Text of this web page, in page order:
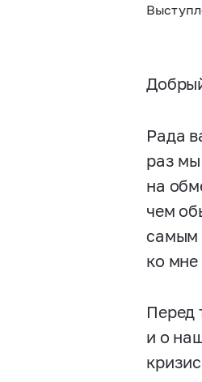
Рада
раз
на
чем
самым
ко мне
Перед
и о